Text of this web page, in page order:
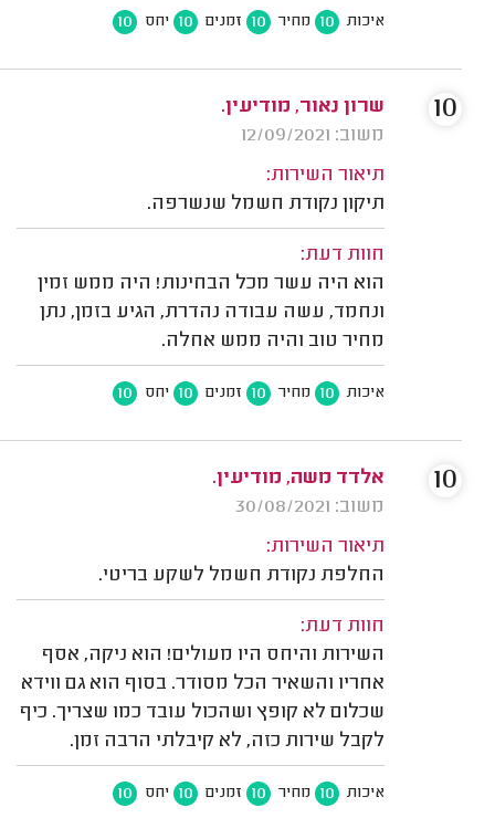
איכות 10 מחיר 10 זמנים 10 יחס 10
שרון נאור, מודיעין.
משוב: 12/09/2021
תיאור השירות:
תיקון נקודת חשמל שנשרפה.
חוות דעת:
הוא היה עשר מכל הבחינות! היה ממש זמין
ונחמד, עשה עבודה נהדרת, הגיע בזמן, נתן
מחיר טוב והיה ממש אחלה.
איכות 10 מחיר 10 זמנים 10 יחס 10
10
אלדד משה, מודיעין.
משוב: 30/08/2021
תיאור השירות:
החלפת נקודת חשמל לשקע בריטי.
חוות דעת:
השירות והיחס היו מעולים! הוא ניקה, אסף
אחריו והשאיר הכל מסודר. בסוף הוא גם ווידא
שכלום לא קופץ ושהכול עובד כמו שצריך. כיף
לקבל שירות כזה, לא קיבלתי הרבה זמן.
איכות 10 מחיר 10 זמנים 10 יחס 10
10